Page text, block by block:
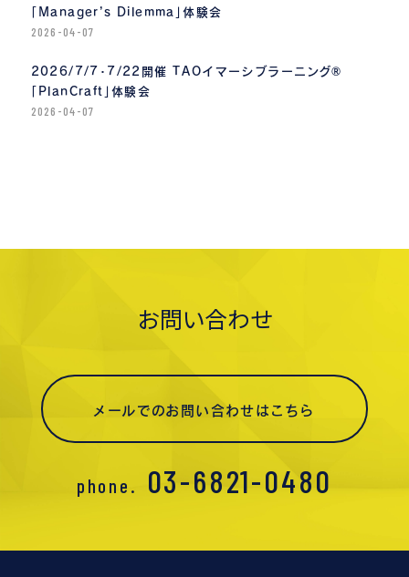
「Manager’s Dilemma」体験会
2026-04-07
2026/7/7・7/22開催 TAOイマーシブラーニング®
「PlanCraft」体験会
2026-04-07
お問い合わせ
メールでのお問い合わせはこちら
phone. 03-6821-0480